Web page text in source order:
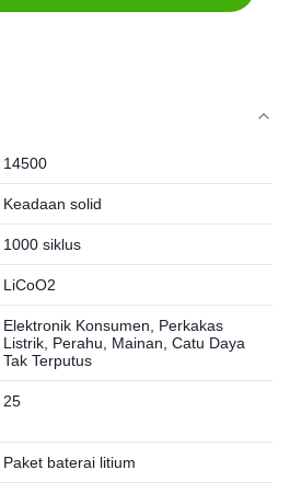
14500
Keadaan solid
1000 siklus
LiCoO2
Elektronik Konsumen, Perkakas
Listrik, Perahu, Mainan, Catu Daya
Tak Terputus
25
Paket baterai litium